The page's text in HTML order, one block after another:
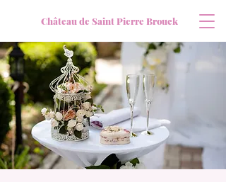
Château de Saint Pierre Brouck